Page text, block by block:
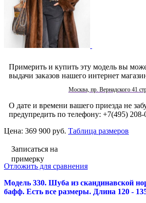
Примерить и купить эту модель вы
выдачи заказов нашего интернет
Москва, пр. Вернадского 41
О дате и времени вашего приезда не
предупредить по телефону: +7(495) 208-
Цена: 369 900 руб. Таблица размеров
Записаться на
примерку
Отложить для сравнения
Модель 330. Шуба из скандинавской
бафф. Есть все размеры. Длина 120 -